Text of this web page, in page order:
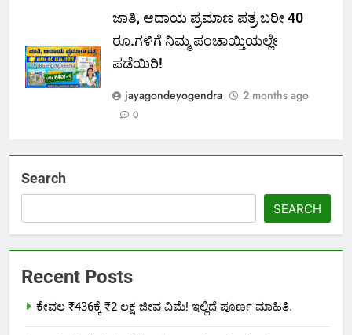
ಜಾತಿ, ಆದಾಯ ಪ್ರಮಾಣ ಪತ್ರ ಬರೀ 40
ರೂ.ಗಳಿಗೆ ನಿಮ್ಮ ಪಂಚಾಯ್ತಿಯಲ್ಲೇ
ಪಡೆಯಿರಿ!
jayagondeyogendra
2 months ago
0
Search
SEARCH
Recent Posts
ಕೇವಲ ₹436ಕ್ಕೆ ₹2 ಲಕ್ಷ ಜೀವ ವಿಮೆ! ಇಲ್ಲಿದೆ ಪೂರ್ಣ ಮಾಹಿತಿ.